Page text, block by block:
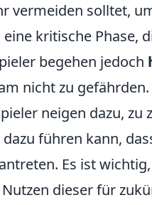
vermeiden solltet,
kritische Phase,
begehen jedoch
nicht zu
neigen dazu, zu
führen kann,
Es ist
dieser für